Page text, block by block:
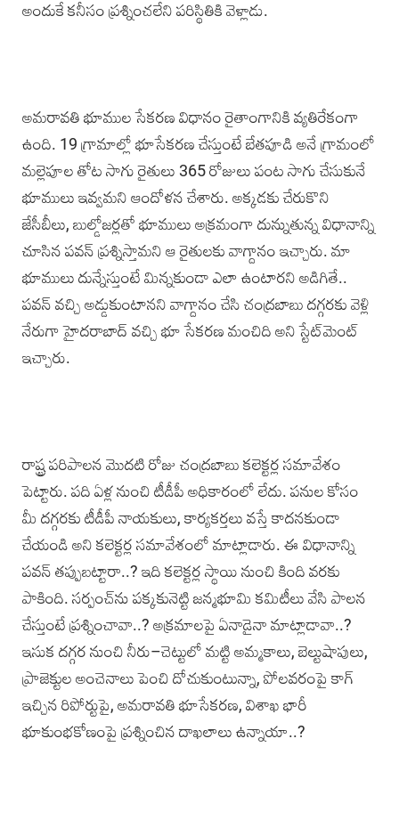
అందుకే కనీసం ప్రశ్నించలేని పరిస్థితికి వెళ్లాడు.
అమరావతి భూముల సేకరణ విధానం రైతాంగానికి వ్యతిరేకంగా
ఉంది. 19 గ్రామాల్లో భూసేకరణ చేస్తుంటే బేతపూడి అనే గ్రామంలో
మల్లెపూల తోట సాగు రైతులు 365 రోజులు పంట సాగు చేసుకునే
భూములు ఇవ్వమని ఆందోళన చేశారు. అక్కడకు చేరుకొని
జేసీబీలు, బుల్డోజర్లతో భూములు అక్రమంగా దున్నుతున్న విధానాన్ని
చూసిన పవన్‌ ప్రశ్నిస్తామని ఆ రైతులకు వాగ్దానం ఇచ్చారు. మా
భూములు దున్నేస్తుంటే మిన్నకుండా ఎలా ఉంటారని అడిగితే..
పవన్‌ వచ్చి అడ్డుకుంటానని వాగ్దానం చేసి చంద్రబాబు దగ్గరకు వెళ్లి
నేరుగా హైదరాబాద్‌ వచ్చి భూ సేకరణ మంచిది అని స్టేట్‌మెంట్‌
ఇచ్చారు.
రాష్ట్ర పరిపాలన మొదటి రోజు చంద్రబాబు కలెక్టర్ల సమావేశం
పెట్టారు. పది ఏళ్ల నుంచి టీడీపీ అధికారంలో లేదు. పనుల కోసం
మీ దగ్గరకు టీడీపీ నాయకులు, కార్యకర్తలు వస్తే కాదనకుండా
చేయండి అని కలెక్టర్ల సమావేశంలో మాట్లాడారు. ఈ విధానాన్ని
పవన్‌ తప్పుబట్టారా..? ఇది కలెక్టర్ల స్థాయి నుంచి కింది వరకు
పాకింది. సర్పంచ్‌ను పక్కకునెట్టి జన్మభూమి కమిటీలు వేసి పాలన
చేస్తుంటే ప్రశ్నించావా..? అక్రమాలపై ఏనాడైనా మాట్లాడావా..?
ఇసుక దగ్గర నుంచి నీరు–చెట్టులో మట్టి అమ్మకాలు, బెల్టుషాపులు,
ప్రాజెక్టుల అంచెనాలు పెంచి దోచుకుంటున్నా, పోలవరంపై కాగ్‌
ఇచ్చిన రిపోర్టుపై, అమరావతి భూసేకరణ, విశాఖ భారీ
భూకుంభకోణంపై ప్రశ్నించిన దాఖలాలు ఉన్నాయా..?